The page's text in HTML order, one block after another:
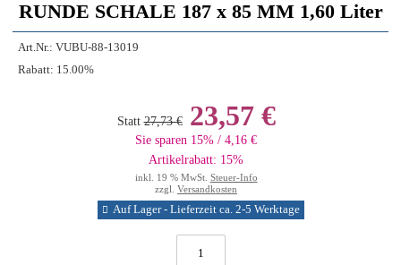
RUNDE SCHALE 187 x 85 MM 1,60 Liter
Art.Nr.: VUBU-88-13019
Rabatt: 15.00%
Statt 27,73 €23,57 €
Sie sparen 15% / 4,16 €
Artikelrabatt: 15%
inkl. 19 % MwSt. Steuer-Info
zzgl. Versandkosten
Auf Lager - Lieferzeit ca. 2-5 Werktage